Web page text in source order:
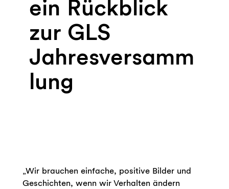
ein Rückblick
zur GLS
Jahresversamm
lung
„Wir brauchen einfache, positive Bilder und
Geschichten, wenn wir Verhalten ändern